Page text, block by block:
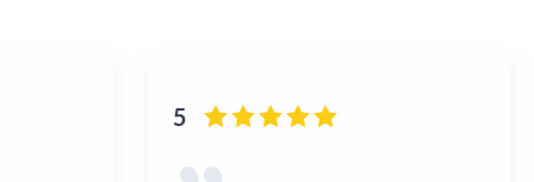
5